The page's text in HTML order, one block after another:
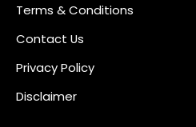
Terms & Conditions
Contact Us
Privacy Policy
Disclaimer